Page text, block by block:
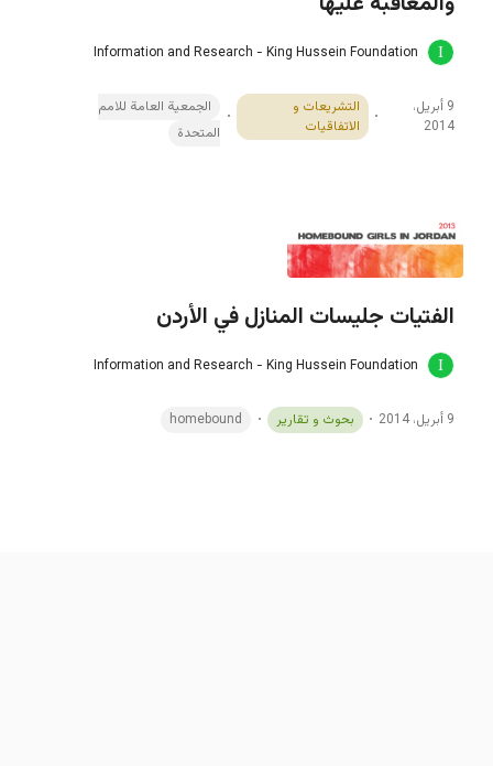
Information and Research - King Hussein Foundation
9 أبريل،
2014
التشريعات و
الاتفاقيات
الجمعية العامة للامم
المتحدة
الفتيات جليسات المنازل في الأردن
Information and Research - King Hussein Foundation
9 أبريل، 2014 بحوث و تقارير homebound